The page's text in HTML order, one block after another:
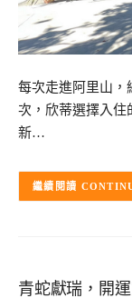
每次走進阿里山，
次，欣蒂選擇入住
新…
青蛇獻瑞，開